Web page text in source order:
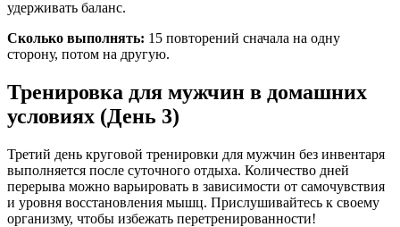
удерживать баланс.
Сколько выполнять: 15 повторений сначала на одну
сторону, потом на другую.
Тренировка для мужчин в домашних
условиях (День 3)
Третий день круговой тренировки для мужчин без инвентаря
выполняется после суточного отдыха. Количество дней
перерыва можно варьировать в зависимости от самочувствия
и уровня восстановления мышц. Прислушивайтесь к своему
организму, чтобы избежать перетренированности!